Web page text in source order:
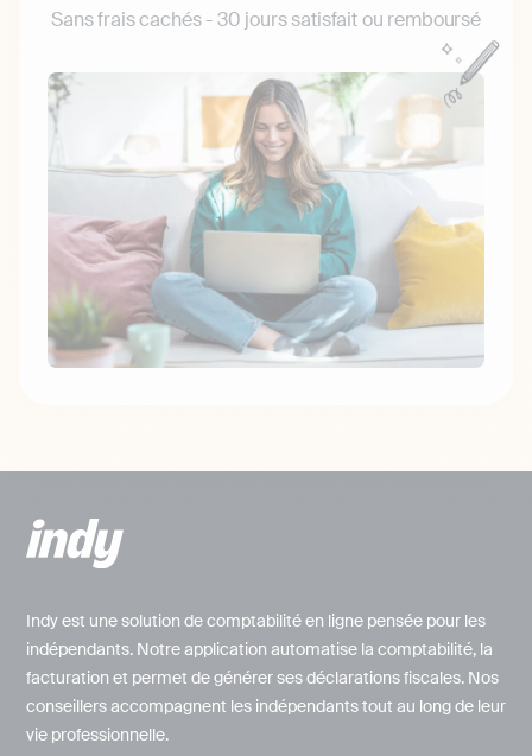
Sans frais cachés - 30 jours satisfait ou remboursé
Indy est une solution de comptabilité en ligne pensée pour les
indépendants. Notre application automatise la comptabilité, la
facturation et permet de générer ses déclarations fiscales. Nos
conseillers accompagnent les indépendants tout au long de leur
vie professionnelle.